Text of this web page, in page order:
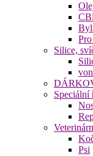
Silice,
Speciální
Psi